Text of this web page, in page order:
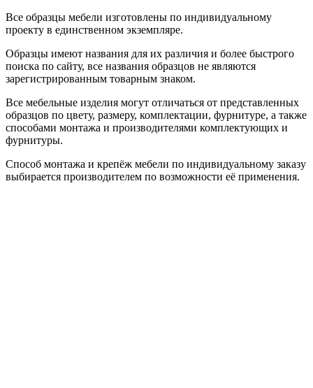
Все образцы мебели изготовлены по индивидуальному
проекту в единственном экземпляре.
Образцы имеют названия для их различия и более быстрого
поиска по сайту, все названия образцов не являются
зарегистрированным товарным знаком.
Все мебельные изделия могут отличаться от представленных
образцов по цвету, размеру, комплектации, фурнитуре, а также
способами монтажа и производителями комплектующих и
фурнитуры.
Способ монтажа и крепёж мебели по индивидуальному заказу
выбирается производителем по возможности её применения.